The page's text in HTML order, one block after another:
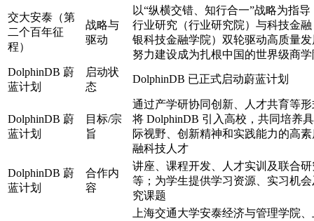
交大安泰（第
二个百年征
程）
战略与
驱动
以“纵横交错、知行合一”战略为指导
行业研究（行业研究院）与科技金
银科技金融学院）双轮驱动高质量
努力建设成为扎根中国的世界级商学
DolphinDB 蔚
蓝计划
启动状
态
DolphinDB 已正式启动蔚蓝计划
DolphinDB 蔚
蓝计划
目标/宗
旨
通过产学研协同创新、人才共育等
将 DolphinDB 引入高校，共同培养
际视野、创新精神和实践能力的高
融科技人才
DolphinDB 蔚
蓝计划
合作内
容
讲座、课程开发、人才实训及联合研
等；为学生提供学习资源、实习机
究课题
上海交通大学安泰经济与管理学院